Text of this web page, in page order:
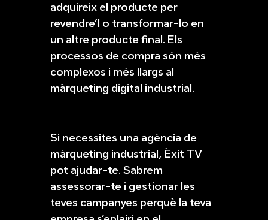
adquireix el producte per
revendre’l o transformar-lo en
un altre producte final. Els
processos de compra són més
complexos i més llargs al
màrqueting digital industrial.
Si necessites una agència de
màrqueting industrial, Èxit TV
pot ajudar-te. Sabrem
assessorar-te i gestionar les
teves campanyes perquè la teva